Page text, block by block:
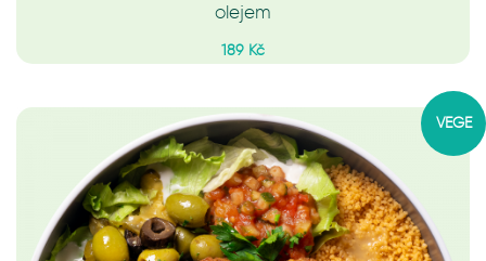
olejem
189 Kč
VEGE